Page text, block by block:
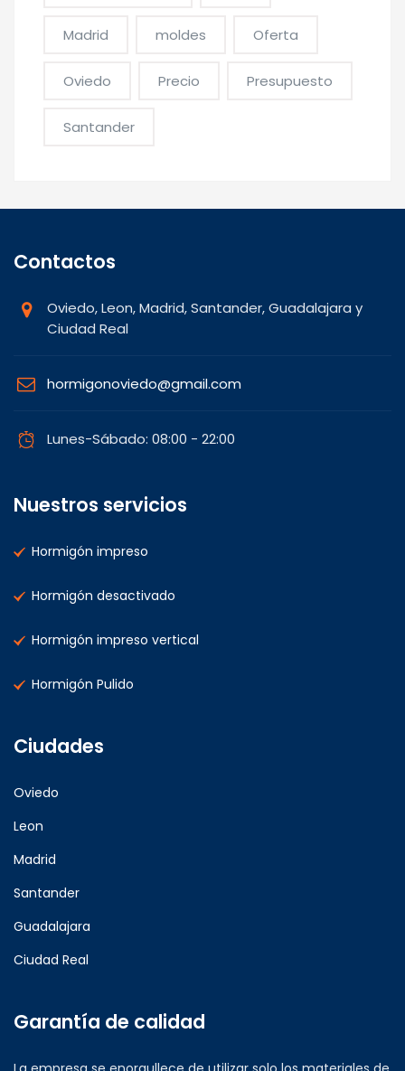
Madrid moldes Oferta
Oviedo Precio Presupuesto
Santander
Contactos
Oviedo, Leon, Madrid, Santander, Guadalajara y
Ciudad Real
hormigonoviedo@gmail.com
Lunes-Sábado: 08:00 - 22:00
Nuestros servicios
Hormigón impreso
Hormigón desactivado
Hormigón impreso vertical
Hormigón Pulido
Ciudades
Oviedo
Leon
Madrid
Santander
Guadalajara
Ciudad Real
Garantía de calidad